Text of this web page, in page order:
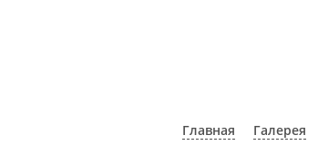
Главная Галерея